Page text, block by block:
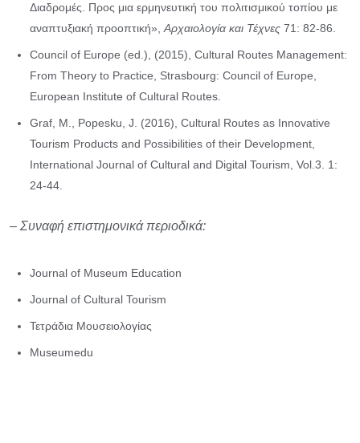
Διαδρομές. Προς μια ερμηνευτική του πολιτισμικού τοπίου με
αναπτυξιακή προοπτική»,Αρχαιολογία και Τέχνες 71: 82-86.
Council of Europe (ed.), (2015), Cultural Routes Management:
From Theory to Practice, Strasbourg: Council of Europe,
European Institute of Cultural Routes.
Graf, M., Popesku, J. (2016), Cultural Routes as Innovative
Tourism Products and Possibilities of their Development,
International Journal of Cultural and Digital Tourism, Vol.3. 1:
24-44.
– Συναφή επιστημονικά περιοδικά:
Journal of Museum Education
Journal of Cultural Tourism
Τετράδια Μουσειολογίας
Museumedu